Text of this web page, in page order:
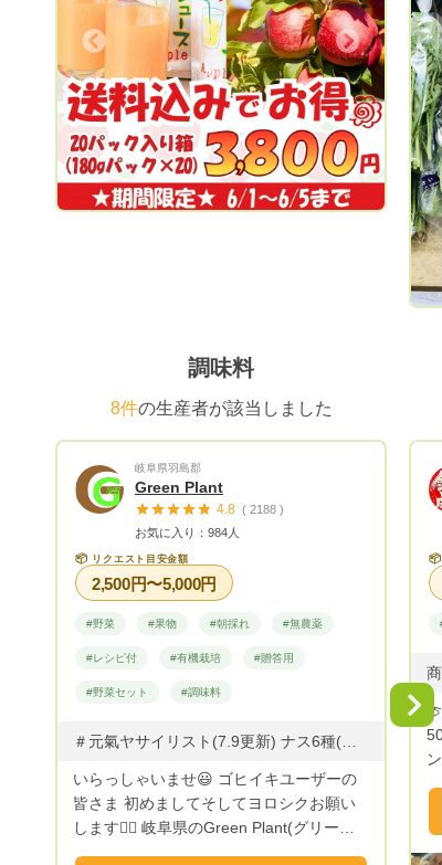
しい「ふじ」が生まれるように、 四季を
とおして育むのが、わたしの仕事です。
美味しいものは、すべての総合的なものが
からみ合い出来上がります。 種を蒔い
て、夏でも秋でも収穫できるのと違い、
果樹においては、農薬をかけないことが安
全性とも言い切れません。 有機栽培が美
味しさだけではありません。 健康な樹で
あること、健康な葉であること、 そし
農林水産大臣賞、県知事賞 第一等賞受賞
Next
ん。 都会では中々
頂
Previous
調味料
8件の生産者が該当しました
岐阜県羽島郡
Green Plant
4.8 ( 2188 )
お気に入り：984人
📦 リクエスト目安金額
2,500円〜5,000円
#野菜 #果物 #朝採れ #無農薬
#レシピ付 #有機栽培 #贈答用
#野菜セット #調味料
いらっしゃいませ😃 ゴヒイキユーザーの
皆さま 初めましてそしてヨロシクお願い
します🙇‍♂️ 岐阜県のGreen Plant(グリーン
📦
ンド